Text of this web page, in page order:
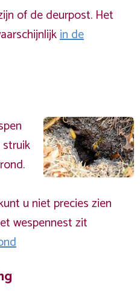
of de deurpost. Het
in de
u niet precies zien
wespennest zit